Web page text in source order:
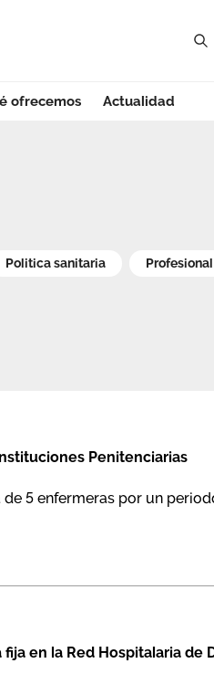
ofrecemos Actualidad
Politica sanitaria Profesional
Penitenciarias
5 enfermeras por un
en la Red Hospitalaria de